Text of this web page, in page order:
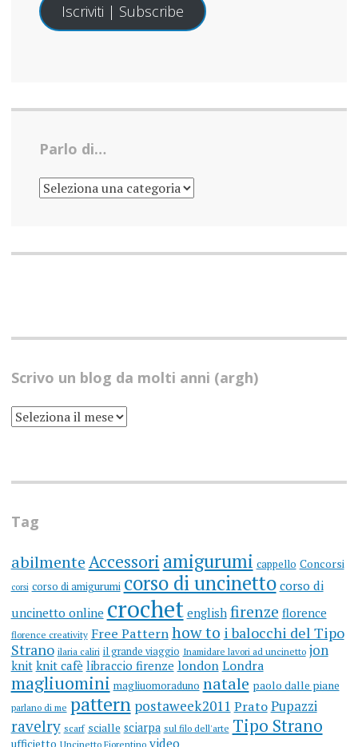
Iscriviti | Subscribe
Parlo di…
PARLO
DI…
Scrivo un blog da molti anni (argh)
SCRIVO
UN
(ARGH)
Tag
abilmenteAccessori amigurumi cappello Concorsi
corsi corso di amigurumi corso di uncinetto corso di
uncinetto online crochet english firenze florence
florence creativity Free Pattern how to i balocchi del Tipo
Strano ilaria caliri il grande viaggio Inamidare lavori ad uncinetto jon
knit knit cafè libraccio firenze london Londra
magliuomini magliuomoraduno natale paolo dalle piane
parlano di me pattern postaweek2011 Prato Pupazzi
ravelry scarf scialle sciarpa sul filo dell'arte Tipo Strano
ufficietto Uncinetto Fiorentino video